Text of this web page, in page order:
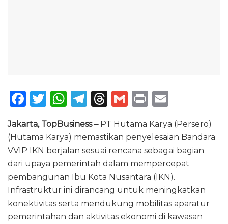
F
c
e
b
o
o
k
T
it
te
r
W
h
a
ts
A
p
p
T
e
g
ra
m
T
re
a
d
s
G
ai
l
P
n
t
ai
l
Jakarta, TopBusiness – PT Hutama Karya (Persero)
(Hutama Karya) memastikan penyelesaian Bandara
VVIP IKN berjalan sesuai rencana sebagai bagian
dari upaya pemerintah dalam mempercepat
pembangunan Ibu Kota Nusantara (IKN).
Infrastruktur ini dirancang untuk meningkatkan
konektivitas serta mendukung mobilitas aparatur
pemerintahan dan aktivitas ekonomi di kawasan